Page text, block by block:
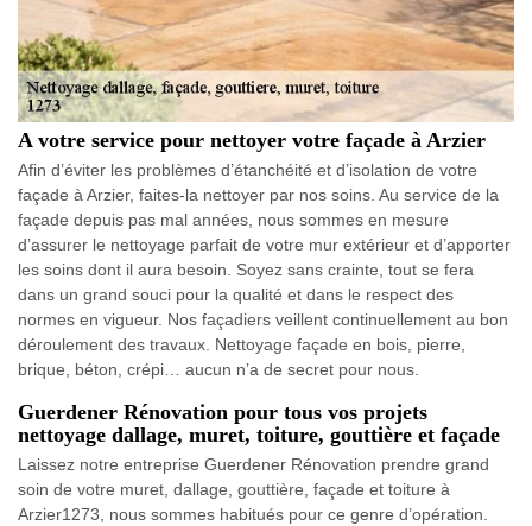
A votre service pour nettoyer votre façade à Arzier
Afin d’éviter les problèmes d’étanchéité et d’isolation de votre
façade à Arzier, faites-la nettoyer par nos soins. Au service de la
façade depuis pas mal années, nous sommes en mesure
d’assurer le nettoyage parfait de votre mur extérieur et d’apporter
les soins dont il aura besoin. Soyez sans crainte, tout se fera
dans un grand souci pour la qualité et dans le respect des
normes en vigueur. Nos façadiers veillent continuellement au bon
déroulement des travaux. Nettoyage façade en bois, pierre,
brique, béton, crépi… aucun n’a de secret pour nous.
Guerdener Rénovation pour tous vos projets
nettoyage dallage, muret, toiture, gouttière et façade
Laissez notre entreprise Guerdener Rénovation prendre grand
soin de votre muret, dallage, gouttière, façade et toiture à
Arzier1273, nous sommes habitués pour ce genre d’opération.